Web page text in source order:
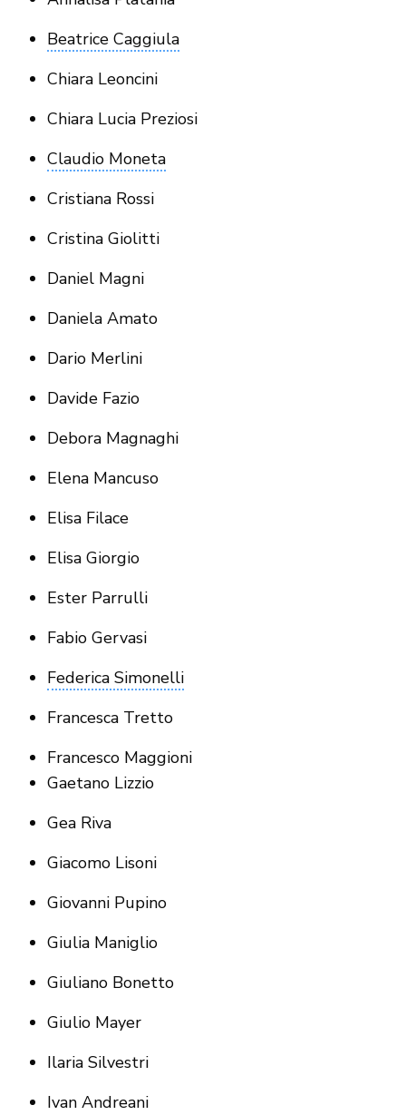
Beatrice Caggiula
Chiara Leoncini
Chiara Lucia Preziosi
Claudio Moneta
Cristiana Rossi
Cristina Giolitti
Daniel Magni
Daniela Amato
Dario Merlini
Davide Fazio
Debora Magnaghi
Elena Mancuso
Elisa Filace
Elisa Giorgio
Ester Parrulli
Fabio Gervasi
Federica Simonelli
Francesca Tretto
Francesco Maggioni
Gaetano Lizzio
Gea Riva
Giacomo Lisoni
Giovanni Pupino
Giulia Maniglio
Giuliano Bonetto
Giulio Mayer
Ilaria Silvestri
Ivan Andreani